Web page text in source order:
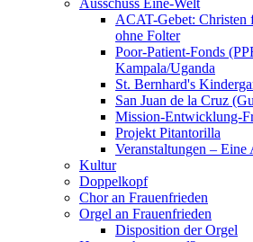
Ausschuss Eine-Welt
ACAT-Gebet: Christen
ohne Folter
Poor-Patient-Fonds
Kampala/Uganda
St. Bernhard's
San Juan de la Cruz
Mission-Entwicklung-
Projekt Pitantorilla
Veranstaltungen – Eine
Kultur
Doppelkopf
Chor an Frauenfrieden
Orgel an Frauenfrieden
Disposition der Orgel